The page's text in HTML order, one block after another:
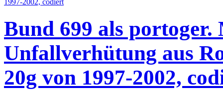
Bund 699 als portoger.
Unfallverhütung aus
20g von 1997-2002,